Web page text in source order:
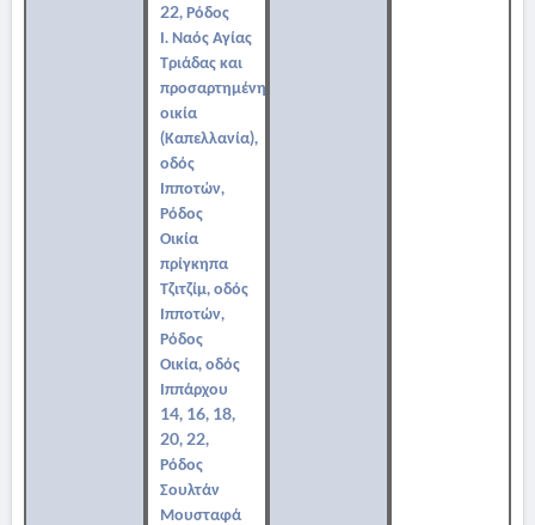
22, Ρόδος
Ι. Ναός Αγίας
Τριάδας και
προσαρτημένη
οικία
(Καπελλανία),
οδός
Ιπποτών,
Ρόδος
Οικία
πρίγκηπα
Τζιτζίμ, οδός
Ιπποτών,
Ρόδος
Οικία, οδός
Ιππάρχου
14, 16, 18,
20, 22,
Ρόδος
Σουλτάν
Μουσταφά